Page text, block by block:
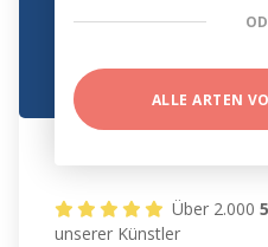
ALLE ARTEN
Über 2.000
unserer Künstler